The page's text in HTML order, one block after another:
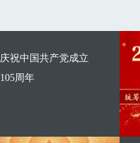
庆祝中国共产党成立
105周年